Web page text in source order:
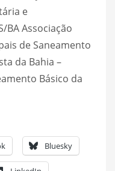
e
BA Associação
de Saneamento
da Bahia –
Básico da
Bluesky